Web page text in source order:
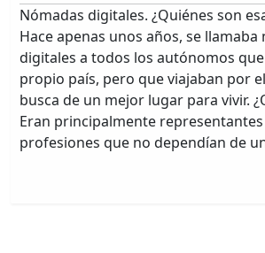
Nómadas digitales. ¿Quiénes son
Hace apenas unos años, se llamaba
digitales a todos los autónomos
propio país, pero que viajaban por
busca de un mejor lugar para vivir.
Eran principalmente
profesiones que no dependían de